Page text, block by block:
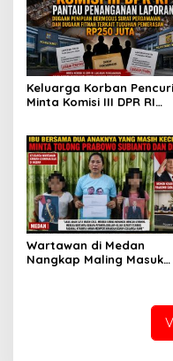
Pekara di Polrestabes
Medan
Keluarga Korban
Minta Komisi III DPR RI
Bermodus Surat
Perdamaian dan Dugaan
Fitnah Terkait Tuduhan
Pemerasan Rp250 Juta
Wartawan di Medan
Nangkap Maling Masuk
Tolong Prabowo